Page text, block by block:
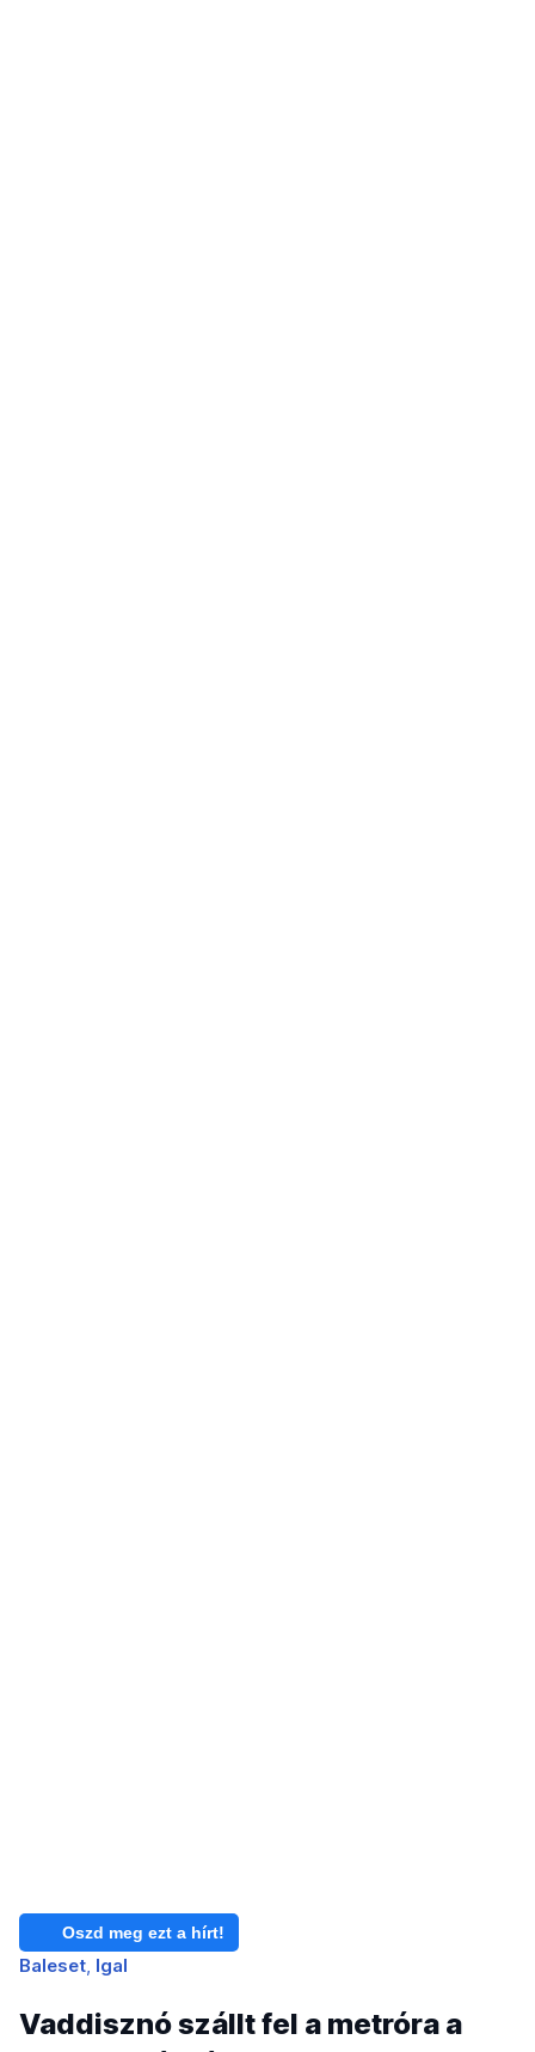
Oszd meg ezt a hírt!
Baleset Igal
Vaddisznó szállt fel a metróra a